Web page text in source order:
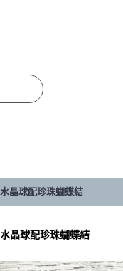
水晶球配珍珠蝴蝶結
水晶球配珍珠蝴蝶結